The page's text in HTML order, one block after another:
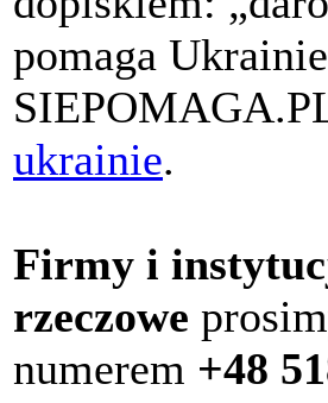
pomaga
ukrainie.
Firmy i
rzeczowe
numerem +48